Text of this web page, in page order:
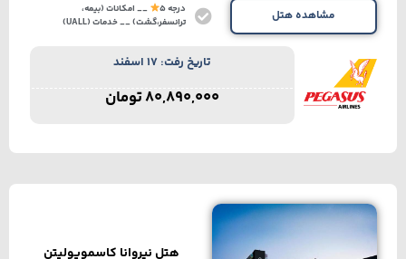
مشاهده هتل درجه 5
__ امکانات (بیمه،
ترانسفر،گشت) __ خدمات (UALL)
تاریخ رفت: 17 اسفند
80,890,000تومان
هتل نیروانا کاسموپولیتن